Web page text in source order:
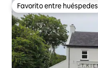
Favorito entre huéspedes
Favorito entre huéspedes